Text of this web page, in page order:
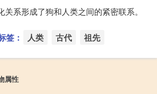
系形成了狗和人类之间的紧密联系。
签： 人类 古代 祖先
属性